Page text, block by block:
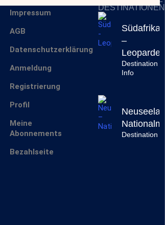
Impressum
AGB
Datenschutzerklärung
Anmeldung
Registrierung
Profil
Meine
Abonnements
Bezahlseite
DESTINATIONEN
Südafrika
–
Destination
Info
Destination